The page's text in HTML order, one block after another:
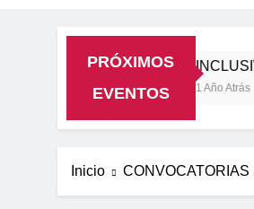
PRÓXIMOS
EVENTOS
INCLUSIVO 23
1 Año Atrás
Inicio CONVOCATORIAS